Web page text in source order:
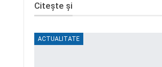
Citește și
ACTUALITATE